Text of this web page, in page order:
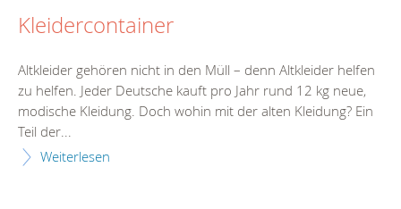
Kleidercontainer
Altkleider gehören nicht in den Müll – denn Altkleider helfen
zu helfen. Jeder Deutsche kauft pro Jahr rund 12 kg neue,
modische Kleidung. Doch wohin mit der alten Kleidung? Ein
Teil der...
Weiterlesen